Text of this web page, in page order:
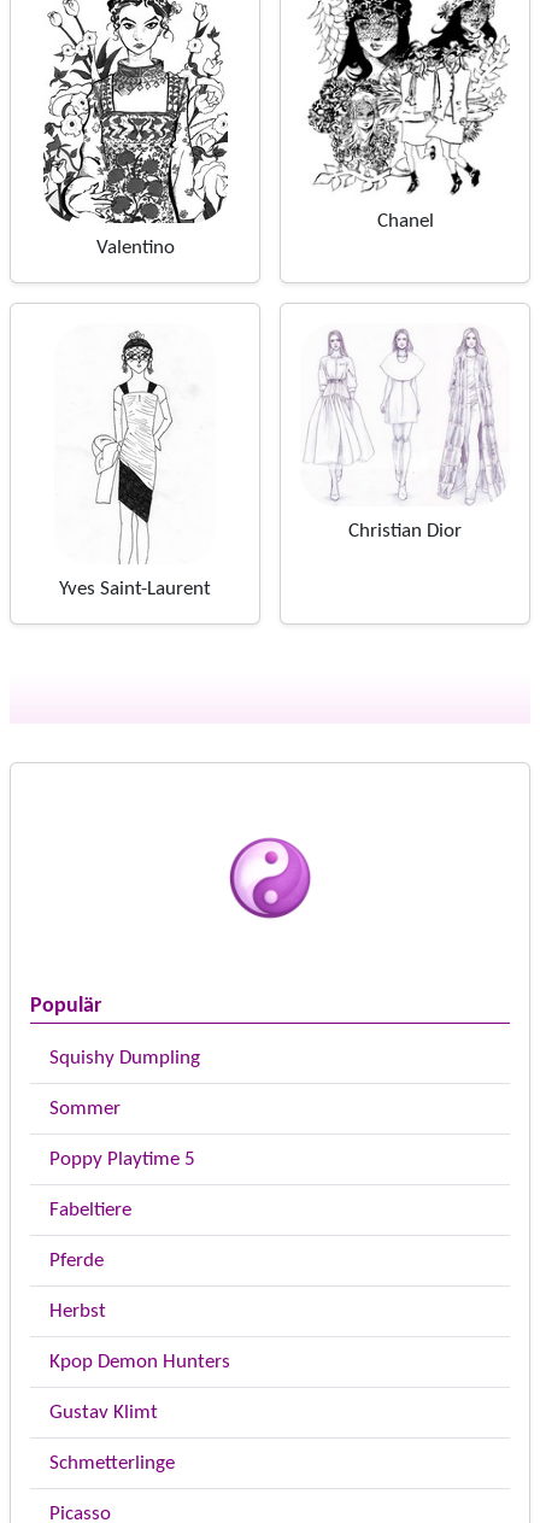
Populär
Squishy Dumpling
Sommer
Poppy Playtime 5
Fabeltiere
Pferde
Herbst
Kpop Demon Hunters
Gustav Klimt
Schmetterlinge
Picasso
Valentino
Chanel
Yves Saint-Laurent
Christian Dior